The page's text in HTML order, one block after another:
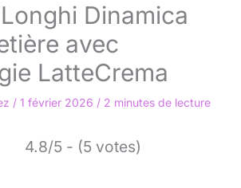
Dinamica
avec
LatteCrema
/ 1 février 2026 / 2 minutes de lecture
4.8/5 - (5 votes)